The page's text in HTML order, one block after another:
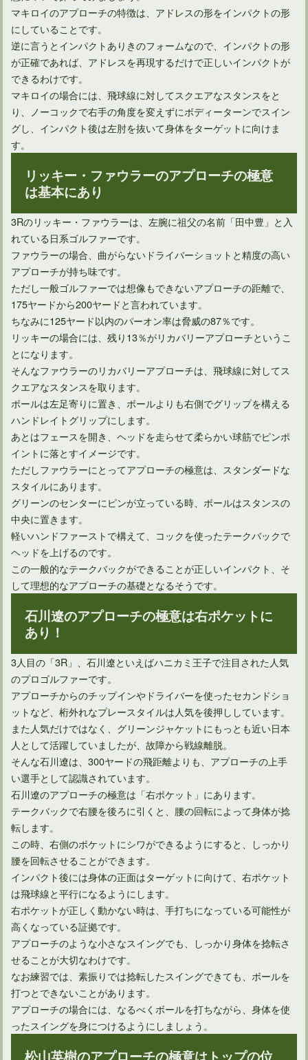
ゴルフ上達！スイング軌道「8の字」でフェアウェイキープ！
ゴルフスイングの不安はアドレスに入る順番を決めて解消
ゴルフクラブを左手一本で握って素振りしたら劇的に変身！
ゴルフスコアの80切りを達成するために必要な戦略と練習
雨の日こそゴルフの打ちっぱなし練習場へ行って練習しよう！
マキロイのアプローチの特徴は、アドレスの形をインパクトの形
にしていることです。
逆に言うとインパクトありきのフォームなので、インパクトの形
が正確であれば、アドレスを再現するだけで正しいインパクトが
できるわけです。
マキロイの場合には、飛球線に対してスクエアなスタンスをと
り、ノーコックで右手の角度を変えずにボディーターンでスイン
グし、インパクト後は左肘を抜いて身体をターゲットに向けま
す。
リッキー・ファウラーのアプローチの極意
は基本にあり
3Rのリッキー・ファウラーは、左腕に祖父の名前「田中豊」と入
れている日系ゴルファーです。
ファウラーの場合、曲がらないドライバーショットと精度の高い
アプローチが持ち味です。
ただし一般ゴルファーでは想像もできないアプローチの距離で、
175ヤードから200ヤードと言われています。
ちなみに125ヤード以内のパーオン率は脅威の87％です。
リッキーの場合には、残り13％がリカバリーアプローチというこ
とになります。
そんなファウラーのリカバリーアプローチは、飛球線に対してス
クエアなスタンスを取ります。
ボールは左足寄りに置き、ボールよりも右側でグリップを構える
ハンドレイトグリップにします。
あとはフェースを開き、ヘッドを走らせて柔らかい球筋でピンポ
イントに落とすイメージです。
ただしファウラーにとってアプローチの極意は、スタンダードな
スタイルにあります。
グリーンのセンターにピンが立っている時、ボールはスタンスの
中央に置きます。
軽いハンドファーストで構えて、コックを使ったテークバックで
ヘッドを上げるのです。
この一般的なテークバックができることが正しいインパクト、そ
して理想的なアプローチの基礎となるそうです。
石川遼のアプローチの極意は右ポケットに
あり！
3人目の「3R」、石川遼といえばハニカミ王子で注目された人気
のプロゴルファーです。
アプローチからのチップインやドライバーを使ったセカンドショ
ットなど、桁外れなプレースタイルは人気を後押ししています。
また人気だけではなく、グリーンジャケットにもっとも近い日本
人として活躍していましたが、故障から戦線離脱。
そんな石川遼は、300ヤードの飛距離よりも、アプローチの上手
い選手として認識されています。
石川遼のアプローチの極意は「右ポケット」にあります。
テークバックで右腰を後ろに引くと、腰の回転によって身体が捻
転します。
この時、右側のポケットにシワができるようにすると、しっかり
腰を回転させることができます。
インパクト後には身体の正面はターゲットに向けて、右ポケット
は飛球線と平行になるようにします。
右ポケットが正しく動かない時は、手打ちになっている可能性が
高くなっている証拠です。
アプローチのような小さなスイングでも、しっかり身体を捻転さ
せることが大切なわけです。
なお練習では、素振りでは捻転したスイングできても、ボールを
打つとできないことがあります。
アプローチの場合には、なるべくボールを打ちながら、身体を使
ったスイングを身につけるようにしましょう。
松山英樹のアプローチの極意はトップの位